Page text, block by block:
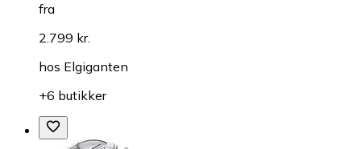
fra
2.799 kr.
hos Elgiganten
+6 butikker